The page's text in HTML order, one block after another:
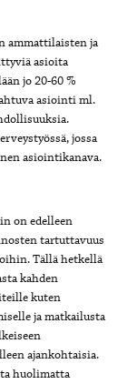
ammattilaisten ja
asioita
jo 20-60 %
asiointi ml.
jossa
asiointikanava.
on edelleen
tartuttavuus
Tällä hetkellä
kahden
kuten
ja matkailusta
ajankohtaisia.
huolimatta